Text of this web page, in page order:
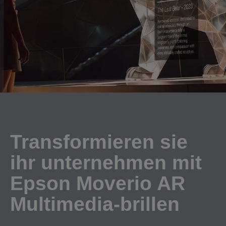
Transformieren sie
ihr unternehmen mit
Epson Moverio AR
Multimedia-brillen